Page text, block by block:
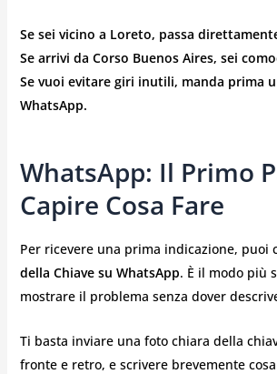
Se sei vicino a Loreto, passa
Se arrivi da Corso Buenos Aires, sei
Se vuoi evitare giri inutili, manda prima
WhatsApp.
WhatsApp: Il Primo
Capire Cosa Fare
Per ricevere una prima indicazione, puoi
della Chiave su WhatsApp. È il modo più
mostrare il problema senza dover
Ti basta inviare una foto chiara della
fronte e retro, e scrivere brevemente